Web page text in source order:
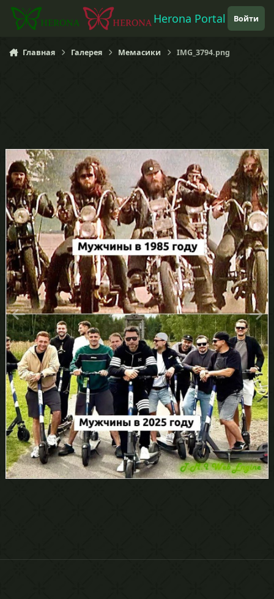
Перейти к содержанию
Herona Portal Войти
Главная Галерея Мемасики IMG_3794.png